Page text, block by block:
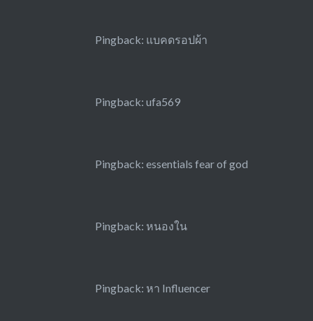
Pingback: แบคดรอปผ้า
Pingback: ufa569
Pingback: essentials fear of god
Pingback: หนองใน
Pingback: หา Influencer